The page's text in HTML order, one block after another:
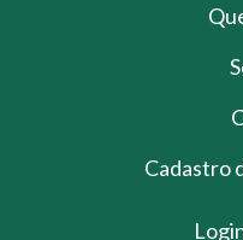
Cadastro